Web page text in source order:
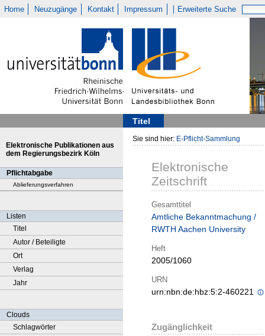
Home Neuzugänge Kontakt Impressum Erweiterte Suche
Titel
Elektronische Publikationen aus
dem Regierungsbezirk Köln
Pflichtabgabe
Ablieferungsverfahren
Listen
Titel
Autor / Beteiligte
Ort
Verlag
Jahr
Clouds
Schlagwörter
Sie sind hier: E-Pflicht-Sammlung
Elektronische
Zeitschrift
Gesamttitel
Amtliche Bekanntmachung /
RWTH Aachen University
Heft
2005/1060
URN
urn:nbn:de:hbz:5:2-460221
Zugänglichkeit